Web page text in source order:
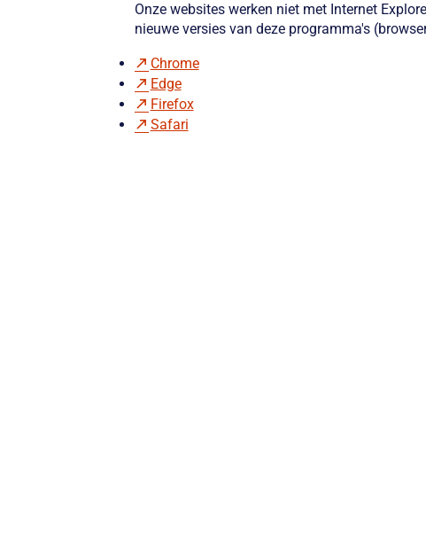
Onze websites werken niet met Internet
nieuwe versies van deze programma's
Chrome
Edge
Firefox
Safari